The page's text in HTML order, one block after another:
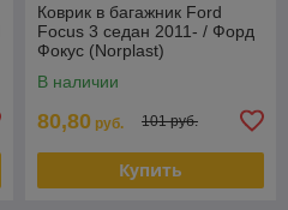
Коврик в багажник Ford
Focus 3 седан 2011- / Форд
Фокус (Norplast)
В наличии
80,80 руб. 101 руб.
Купить